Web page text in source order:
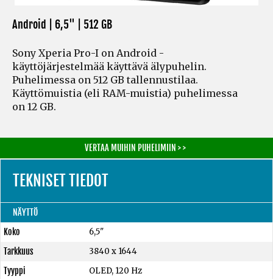
Android | 6,5" | 512 GB
Sony Xperia Pro-I on Android -
käyttöjärjestelmää käyttävä älypuhelin.
Puhelimessa on 512 GB tallennustilaa.
Käyttömuistia (eli RAM-muistia) puhelimessa
on 12 GB.
VERTAA MUIHIN PUHELIMIIN > >
TEKNISET TIEDOT
NÄYTTÖ
Koko
6,5"
Tarkkuus
3840 x 1644
Tyyppi
OLED, 120 Hz